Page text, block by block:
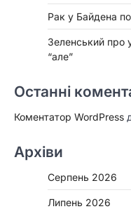
Рак у Байдена
Зеленський про
“але”
Останні
Коментатор WordPress
Архіви
Серпень 2026
Липень 2026